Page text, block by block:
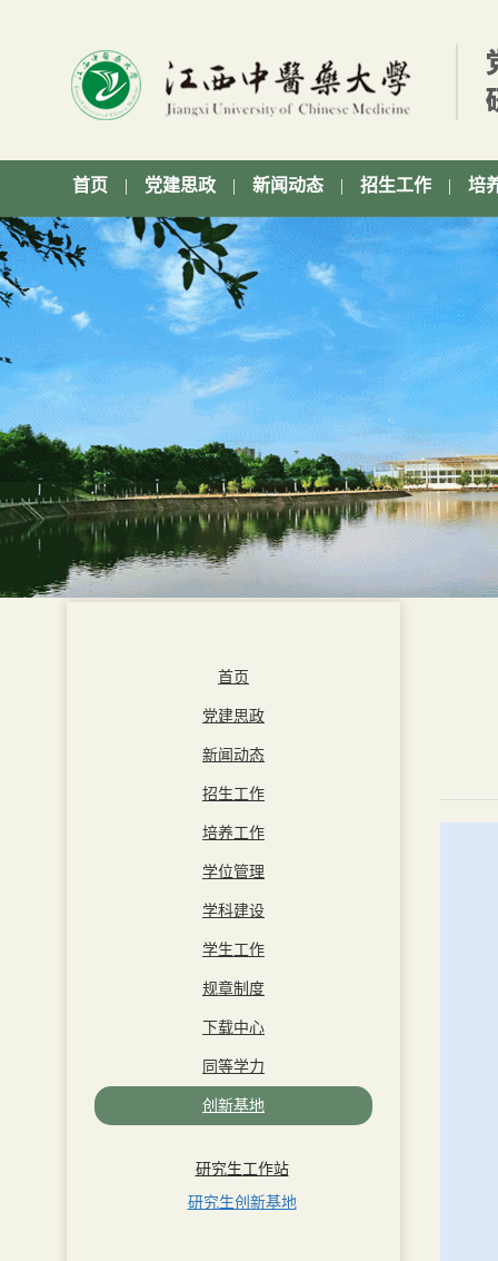
首页 | 党建思政 | 新闻动态 | 招生工作 | 培
首页
党建思政
新闻动态
招生工作
培养工作
学位管理
学科建设
学生工作
规章制度
下载中心
同等学力
创新基地
研究生工作站
研究生创新基地